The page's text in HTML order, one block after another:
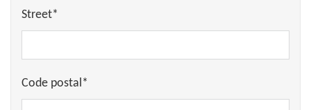
Street*
Code postal*